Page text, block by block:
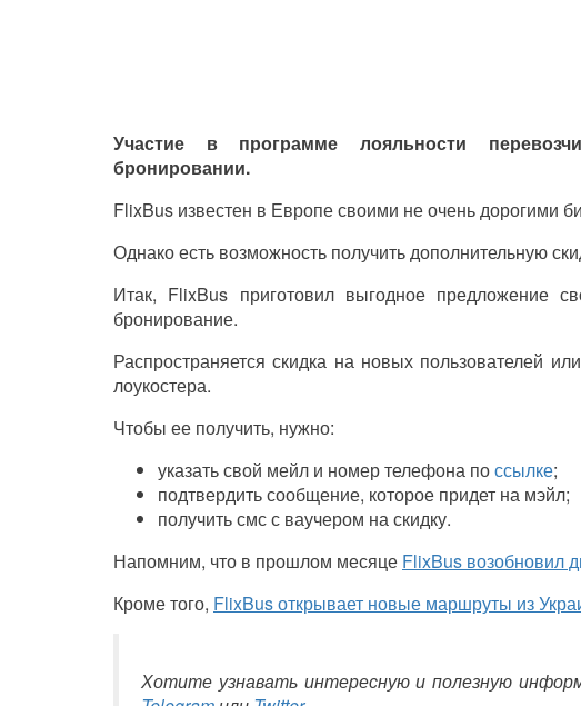
Участие в программе лояльности
бронировании.
FlixBus известен в Европе своими не очень дорогими
Однако есть возможность получить дополнительную
Итак, FlixBus приготовил выгодное предложение
бронирование.
Распространяется скидка на новых пользователей
лоукостера.
Чтобы ее получить, нужно:
указать свой мейл и номер телефона поссылке;
подтвердить сообщение, которое придет на мэйл;
получить смс с ваучером на скидку.
Напомним, что в прошлом месяце FlixBus возобновил
Кроме того, FlixBus открывает новые маршруты из
Хотите узнавать интересную и полезную